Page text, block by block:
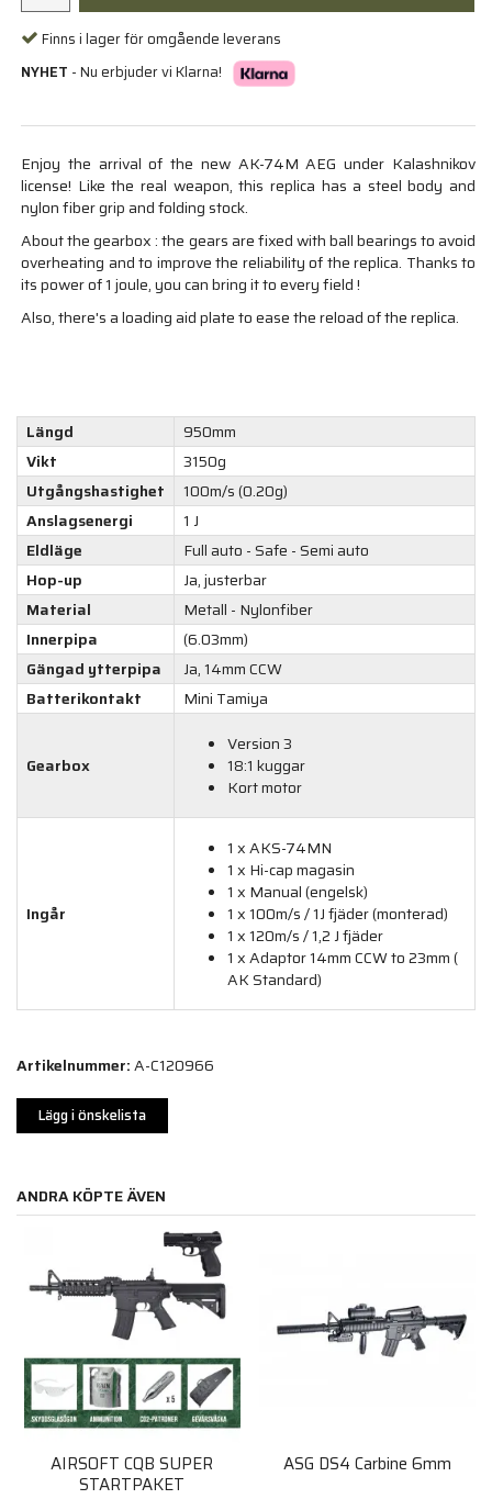
Finns i lager för omgående leverans
NYHET - Nu erbjuder vi Klarna!
Enjoy the arrival of the new AK-74M AEG under Kalashnikov
license! Like the real weapon, this replica has a steel body and
nylon fiber grip and folding stock.
About the gearbox : the gears are fixed with ball bearings to avoid
overheating and to improve the reliability of the replica. Thanks to
its power of 1 joule, you can bring it to every field !
Also, there's a loading aid plate to ease the reload of the replica.
Längd
950mm
Vikt
3150g
Utgångshastighet
100m/s (0.20g)
Anslagsenergi
1 J
Eldläge
Full auto - Safe - Semi auto
Hop-up
Ja, justerbar
Material
Metall - Nylonfiber
Innerpipa
(6.03mm)
Gängad ytterpipa
Ja, 14mm CCW
Batterikontakt
Mini Tamiya
Gearbox
Version 3
18:1 kuggar
Kort motor
Ingår
1 x AKS-74MN
1 x Hi-cap magasin
1 x Manual (engelsk)
1 x 100m/s / 1J fjäder (monterad)
1 x 120m/s / 1,2 J fjäder
1 x Adaptor 14mm CCW to 23mm (
AK Standard)
Artikelnummer:A-C120966
Lägg i önskelista
ANDRA KÖPTE ÄVEN
AIRSOFT CQB SUPER
STARTPAKET
ASG DS4 Carbine 6mm